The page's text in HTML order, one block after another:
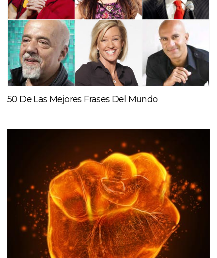
50 De Las Mejores Frases Del Mundo